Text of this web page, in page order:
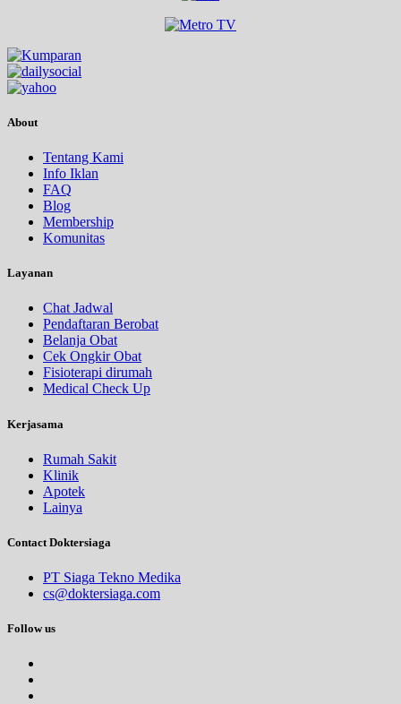
About
Tentang Kami
Info Iklan
FAQ
Blog
Membership
Komunitas
Layanan
Chat Jadwal
Pendaftaran Berobat
Belanja Obat
Cek Ongkir Obat
Fisioterapi dirumah
Medical Check Up
Kerjasama
Rumah Sakit
Klinik
Apotek
Lainya
Contact Doktersiaga
PT Siaga Tekno Medika
cs@doktersiaga.com
Follow us